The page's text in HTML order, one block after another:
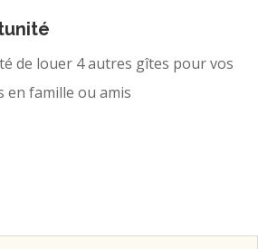
de louer 4 autres gîtes pour vos
en famille ou amis